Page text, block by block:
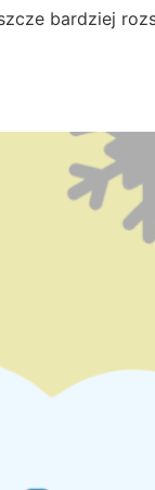
bardziej